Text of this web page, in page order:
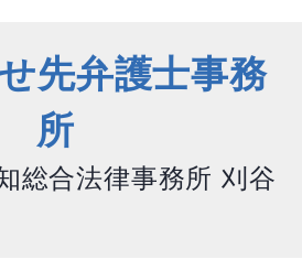
先弁護士事務
所
総合法律事務所 刈谷